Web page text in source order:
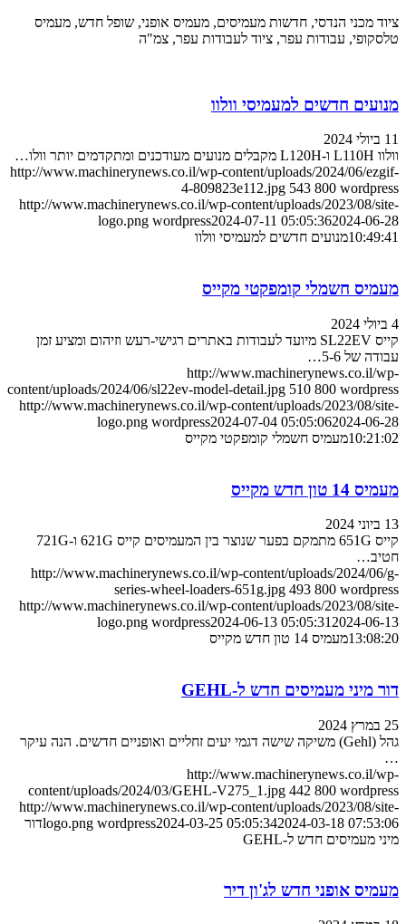
ציוד מכני הנדסי, חדשות מעמיסים, מעמיס אופני, שופל חדש, מעמיס
טלסקופי, עבודות עפר, ציוד לעבודות עפר, צמ"ה
מנועים חדשים למעמיסי וולוו
11 ביולי 2024
וולוו L110H ו-L120H מקבלים מנועים מעודכנים ומתקדמים יותר וולו…
http://www.machinerynews.co.il/wp-content/uploads/2024/06/ezgif-
4-809823e112.jpg 543 800 wordpress
http://www.machinerynews.co.il/wp-content/uploads/2023/08/site-
logo.png wordpress2024-07-11 05:05:362024-06-28
10:49:41מנועים חדשים למעמיסי וולוו
מעמיס חשמלי קומפקטי מקייס
4 ביולי 2024
קייס SL22EV מיועד לעבודות באתרים רגישי-רעש וזיהום ומציע זמן
עבודה של 5-6…
http://www.machinerynews.co.il/wp-
content/uploads/2024/06/sl22ev-model-detail.jpg 510 800 wordpress
http://www.machinerynews.co.il/wp-content/uploads/2023/08/site-
logo.png wordpress2024-07-04 05:05:062024-06-28
10:21:02מעמיס חשמלי קומפקטי מקייס
מעמיס 14 טון חדש מקייס
13 ביוני 2024
קייס 651G מתמקם בפער שנוצר בין המעמיסים קייס 621G ו-721G
חטיב…
http://www.machinerynews.co.il/wp-content/uploads/2024/06/g-
series-wheel-loaders-651g.jpg 493 800 wordpress
http://www.machinerynews.co.il/wp-content/uploads/2023/08/site-
logo.png wordpress2024-06-13 05:05:31 2024-06-13
13:08:20מעמיס 14 טון חדש מקייס
דור מיני מעמיסים חדש ל-GEHL
25 במרץ 2024
גהל (Gehl) משיקה שישה דגמי יעים זחליים ואופניים חדשים. הנה עיקר
…
http://www.machinerynews.co.il/wp-
content/uploads/2024/03/GEHL-V275_1.jpg 442 800 wordpress
http://www.machinerynews.co.il/wp-content/uploads/2023/08/site-
logo.png wordpress2024-03-25 05:05:342024-03-18 07:53:06
דור
מיני מעמיסים חדש ל-GEHL
מעמיס אופני חדש לג'ון דיר